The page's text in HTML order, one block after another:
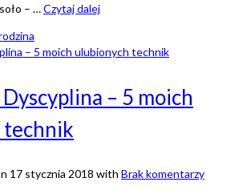
– …Czytaj dalej
– 5 moich
technik
17 stycznia 2018 with Brak komentarzy